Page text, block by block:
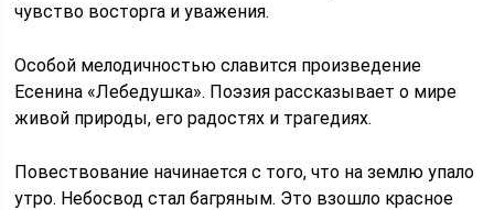
чувство восторга и уважения.
Особой мелодичностью славится произведение
Есенина «Лебедушка». Поэзия рассказывает о мире
живой природы, его радостях и трагедиях.
Повествование начинается с того, что на землю упало
утро. Небосвод стал багряным. Это взошло красное